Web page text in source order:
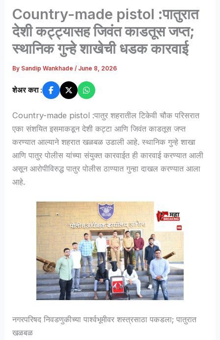
Country-made pistol :पातुरात
देशी कट्ट्यासह जिवंत काडतूस जप्त;
स्थानिक गुन्हे शाखेची धडक कारवाई
By Sandip Wankhade/ June 8, 2026
शेअर करा :
Country-made pistol :पातुर शहरातील टिकेवी चौक परिसरात
एका संशयित इसमाकडून देशी कट्टा आणि जिवंत काडतूस जप्त
करण्यात आल्याने शहरात खळबळ उडाली आहे. स्थानिक गुन्हे शाखा
आणि पातुर पोलीस यांच्या संयुक्त कारवाईत ही कारवाई करण्यात आली
असून आरोपीविरुद्ध पातुर पोलीस ठाण्यात गुन्हा दाखल करण्यात आला
आहे.
नगरपरिषद निवडणुकीच्या पार्श्वभूमीवर शस्त्रसाठा पकडला; पातुरात
खळबळ